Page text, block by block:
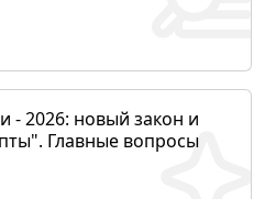
- 2026: новый закон и
Главные вопросы